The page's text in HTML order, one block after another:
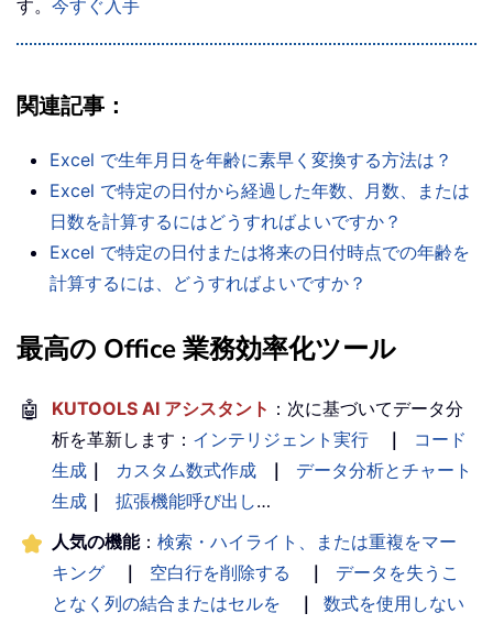
す。 今すぐ入手
関連記事：
Excel で生年月日を年齢に素早く変換する方法は？
Excel で特定の日付から経過した年数、月数、または
日数を計算するにはどうすればよいですか？
Excel で特定の日付または将来の日付時点での年齢を
計算するには、どうすればよいですか？
最高の Office 業務効率化ツール
🤖 KUTOOLS AI アシスタント ：次に基づいてデータ分
析を革新します： インテリジェント実行 ｜
コード
生成 ｜ カスタム数式作成 ｜
データ分析とチャート
生成 ｜ 拡張機能呼び出し…
人気の機能： 検索・ハイライト、または重複をマー
キング
｜ 空白行を削除する ｜
データを失うこ
となく列の結合またはセルを
｜
数式を使用しない